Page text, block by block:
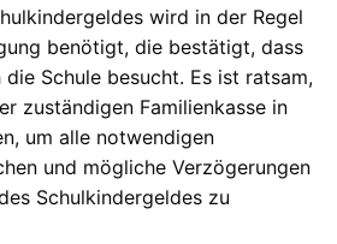
wird in der Regel
benötigt, die bestätigt, dass
Schule besucht. Es ist ratsam,
zuständigen Familienkasse in
um alle notwendigen
und mögliche Verzögerungen
Schulkindergeldes zu